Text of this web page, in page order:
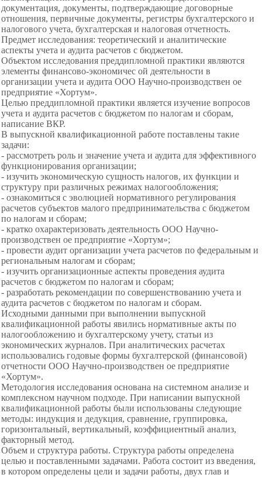
документация, документы, подтверждающие договорные
отношения, первичные документы, регистры бухгалтерского и
налогового учета, бухгалтерская и налоговая отчетность.
Предмет исследования: теоретический и аналитические
аспекты учета и аудита расчетов с бюджетом.
Объектом исследования преддипломной практики являются
элементы финансово-экономичес ой деятельности в
организации учета и аудита ООО Научно-производствен ое
предприятие «Хортум».
Целью преддипломной практики является изучение вопросов
учета и аудита расчетов с бюджетом по налогам и сборам,
написание ВКР.
В выпускной квалификационной работе поставлены такие
задачи:
- рассмотреть роль и значение учета и аудита для эффективного
функционирования организации;
- изучить экономическую сущность налогов, их функции и
структуру при различных режимах налогообложения;
- ознакомиться с эволюцией нормативного регулирования
расчетов субъектов малого предпринимательства с бюджетом
по налогам и сборам;
- кратко охарактеризовать деятельность ООО Научно-
производствен ое предприятие «Хортум»;
- провести аудит организации учета расчетов по федеральным и
региональным налогам и сборам;
- изучить организационные аспекты проведения аудита
расчетов с бюджетом по налогам и сборам;
- разработать рекомендации по совершенствованию учета и
аудита расчетов с бюджетом по налогам и сборам.
Исходными данными при выполнении выпускной
квалификационной работы явились нормативные акты по
налогообложению и бухгалтерскому учету, статьи из
экономических журналов. При аналитических расчетах
использовались годовые формы бухгалтерской (финансовой)
отчетности ООО Научно-производствен ое предприятие
«Хортум».
Методология исследования основана на системном анализе и
комплексном научном подходе. При написании выпускной
квалификационной работы были использованы следующие
методы: индукция и дедукция, сравнение, группировка,
горизонтальный, вертикальный, коэффициентный анализ,
факторный метод.
Объем и структура работы. Структура работы определена
целью и поставленными задачами. Работа состоит из введения,
в котором определены цели и задачи работы, двух глав и